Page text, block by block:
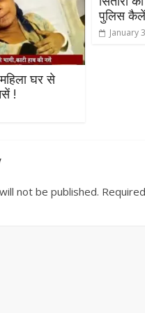
घर से
!
पुलिस
January
not be published.